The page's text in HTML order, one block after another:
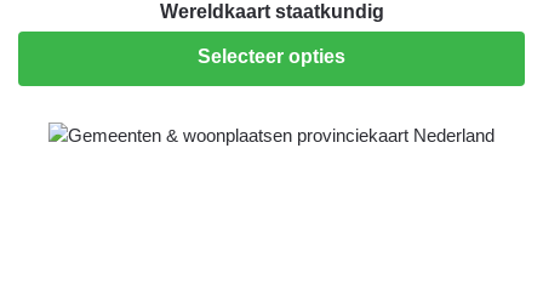
Wereldkaart staatkundig
Selecteer opties